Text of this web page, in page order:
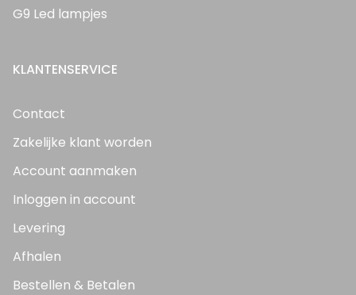
G9 Led lampjes
KLANTENSERVICE
Contact
Zakelijke klant worden
Account aanmaken
Inloggen in account
Levering
Afhalen
Bestellen & Betalen